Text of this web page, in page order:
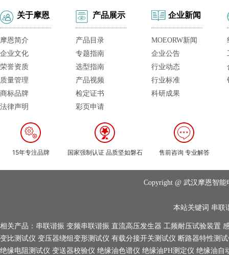
关于摩恩
摩恩简介
企业文化
荣誉资质
质量管理
商标品牌
法律声明
产品展示
产品目录
专题指南
选型指南
产品视频
检定证书
彩页申请
企业新闻
MOEORW新闻
企业公告
行业动态
行业标准
科研成果
15年专注品牌 国家强制认证 品质坚如磐石 售前咨询 专业解答
Copyright @ 武汉摩恩智
本站关键词 串联
相关产品： 串联谐振 变频串联谐振 直流高压发生器 工频耐压试验装置
变比测试仪 变压器绕组变形测试仪 有载分接开关测试仪 断路器特性测
绝缘电阻测试仪 变送器校验仪 绝缘油色谱仪 绝缘油PH测定仪 绝缘油自